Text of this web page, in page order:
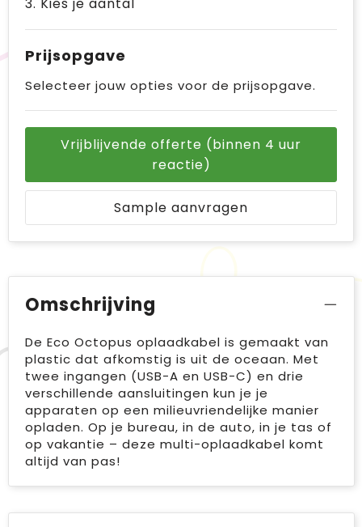
Prijsopgave
Selecteer jouw opties voor de prijsopgave.
Vrijblijvende offerte (binnen 4 uur
reactie)
Sample aanvragen
Omschrijving
De Eco Octopus oplaadkabel is gemaakt van
plastic dat afkomstig is uit de oceaan. Met
twee ingangen (USB-A en USB-C) en drie
verschillende aansluitingen kun je je
apparaten op een milieuvriendelijke manier
opladen. Op je bureau, in de auto, in je tas of
op vakantie – deze multi-oplaadkabel komt
altijd van pas!